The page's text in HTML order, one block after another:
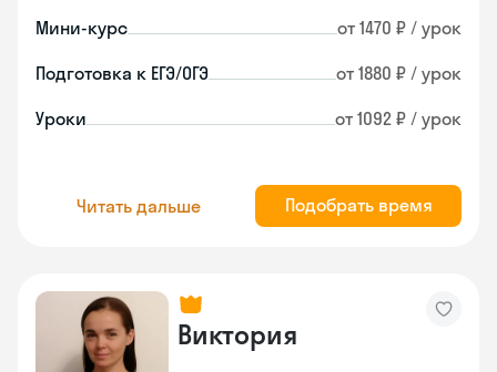
Мини-курс от 1470 ₽ / урок
Подготовка к ЕГЭ/ОГЭ от 1880 ₽ / урок
Уроки от 1092 ₽ / урок
Читать дальше Подобрать время
Виктория